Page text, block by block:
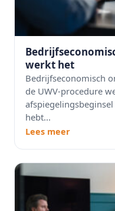
werkt het
Bedrijfseconomisch
de UWV-procedure
hebt...
Lees meer